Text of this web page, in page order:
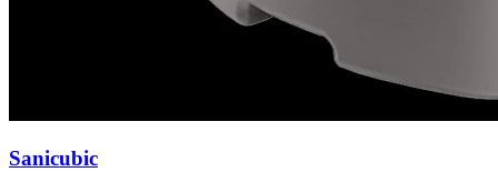
Sanicubic